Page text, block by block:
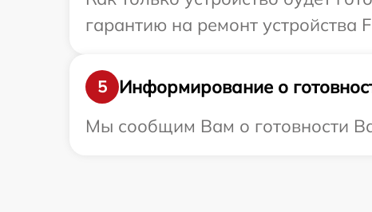
гарантию на ремонт устройства
5
Информирование о
Мы сообщим Вам о готовности